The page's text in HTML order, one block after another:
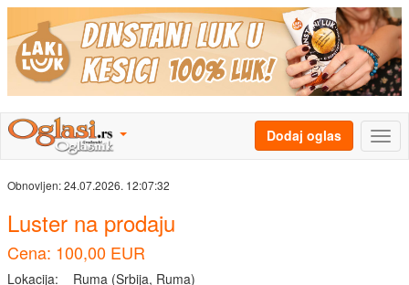
Dodaj oglas
Obnovljen:24.07.2026. 12:07:32
Luster na prodaju
Cena: 100,00 EUR
Lokacija: Ruma (Srbija, Ruma)